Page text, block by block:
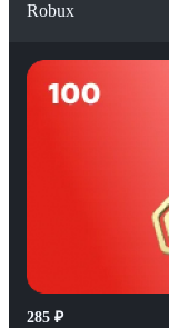
Robux
285 ₽